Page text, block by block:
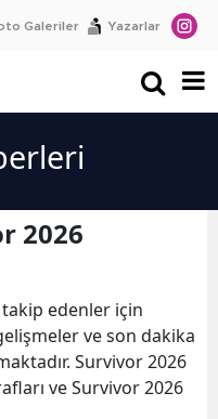
Galeriler Yazarlar
2026
edenler için
ve son dakika
Survivor 2026
ve Survivor 2026